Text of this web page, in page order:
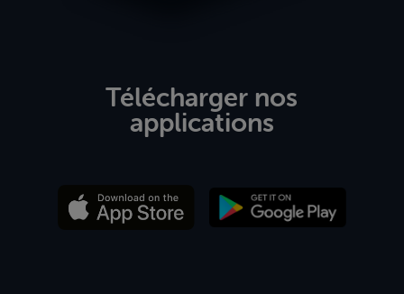
Télécharger nos
applications